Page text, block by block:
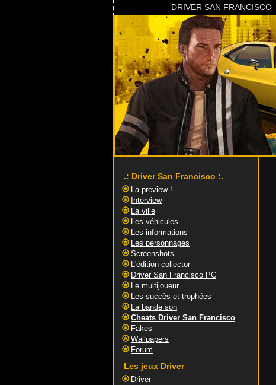
DRIVER SAN FRANCISCO
.: Driver San Francisco :.
La preview !
Interview
La ville
Les véhicules
Les informations
Les personnages
Screenshots
L'édition collector
Driver San Francisco PC
Le multijoueur
Les succès et trophées
La bande son
Cheats Driver San Francisco
Fakes
Wallpapers
Forum
Les jeux Driver
Driver